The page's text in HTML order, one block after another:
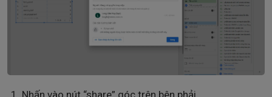
Nhấn vào nút “share” góc trên bên phải